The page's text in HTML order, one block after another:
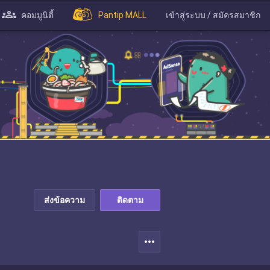
คอมมูนิตี้ Pantip MALL เข้าสู่ระบบ / สมัครสมาชิก
ส่งข้อความ ติดตาม
more_horiz